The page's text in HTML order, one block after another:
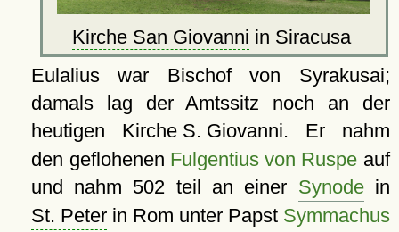
Kirche San Giovanni in Siracusa
Eulalius war Bischof von Syrakusai;
damals lag der Amtssitz noch an der
heutigen Kirche S. Giovanni. Er nahm
den geflohenen Fulgentius von Ruspe auf
und nahm 502 teil an einer Synodein
St. Peterin Rom unter Papst Symmachus